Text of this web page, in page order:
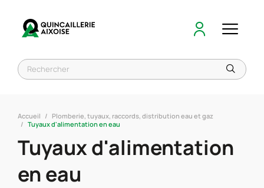
Accueil
Plomberie, tuyaux, raccords, distribution eau et gaz
Tuyaux d'alimentation en eau
Tuyaux d'alimentation
en eau